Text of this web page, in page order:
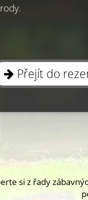
Přejít do
si z řady